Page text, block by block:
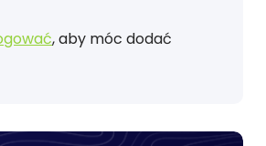
, aby móc dodać